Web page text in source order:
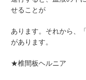
せることが
あります。それから、
があります。
★椎間板ヘルニア